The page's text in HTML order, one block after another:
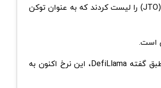
از سوی دیگر، سولانا در ۷ دسامبر دوباره توجهات را به خود جلب کرد. صرافی‌های متمرکز بزرگی مانند کوین بیس، توکن‌های سولانا، از جمله جیتو (JTO) را لیست کردند که به عنوان توکن
فقط سه هفته پیش، در ۲۹ نوامبر، ارزش کل قفل‌شده (TVL) سولانا به ۶۵۴ میلیون دلار رسید که تنها ۱.۴ درصد از سهم بازار را نشان می‌‌دهد. طبق گفته DefiLlama، این نرخ اکنون به